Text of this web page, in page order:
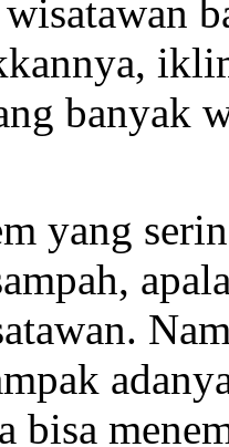
wisatawan
banyak
yang
bisa